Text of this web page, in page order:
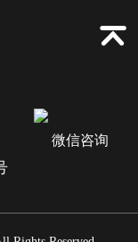
微信咨询